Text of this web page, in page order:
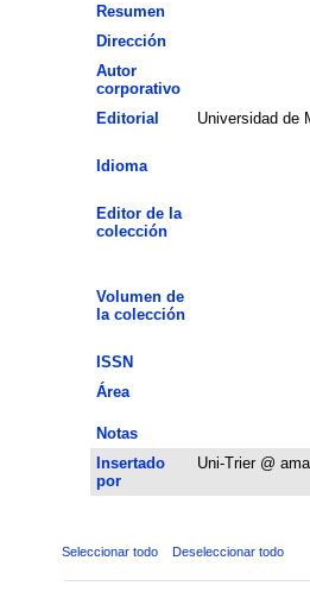
Resumen
Dirección
Autor
corporativo
Editorial Universidad de
Idioma
Editor de la
colección
Volumen de
la colección
ISSN
Área
Notas
Insertado
por
Uni-Trier @
Seleccionar todo Deseleccionar todo